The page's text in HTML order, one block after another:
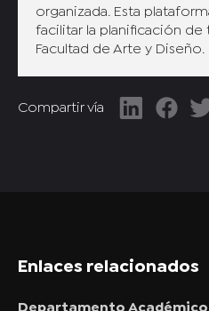
organizada. Esta
facilitar la planificación de
Facultad de Arte y Diseño.
Compartir vía
Enlaces relacionados
Departamento Académico